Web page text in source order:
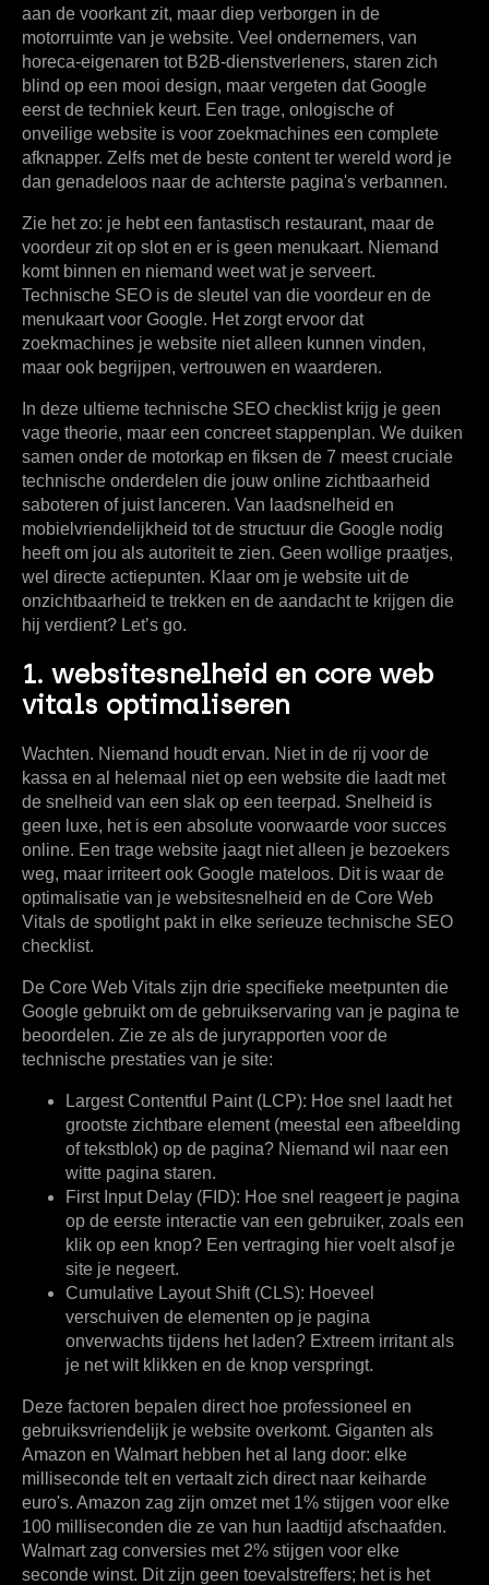
aan de voorkant zit, maar diep verborgen in de
motorruimte van je website. Veel ondernemers, van
horeca-eigenaren tot B2B-dienstverleners, staren zich
blind op een mooi design, maar vergeten dat Google
eerst de techniek keurt. Een trage, onlogische of
onveilige website is voor zoekmachines een complete
afknapper. Zelfs met de beste content ter wereld word je
dan genadeloos naar de achterste pagina's verbannen.
Zie het zo: je hebt een fantastisch restaurant, maar de
voordeur zit op slot en er is geen menukaart. Niemand
komt binnen en niemand weet wat je serveert.
Technische SEO is de sleutel van die voordeur en de
menukaart voor Google. Het zorgt ervoor dat
zoekmachines je website niet alleen kunnen vinden,
maar ook begrijpen, vertrouwen en waarderen.
In deze ultieme technische SEO checklistkrijg je geen
vage theorie, maar een concreet stappenplan. We duiken
samen onder de motorkap en fiksen de 7 meest cruciale
technische onderdelen die jouw online zichtbaarheid
saboteren of juist lanceren. Van laadsnelheid en
mobielvriendelijkheid tot de structuur die Google nodig
heeft om jou als autoriteit te zien. Geen wollige praatjes,
wel directe actiepunten. Klaar om je website uit de
onzichtbaarheid te trekken en de aandacht te krijgen die
hij verdient? Let’s go.
1. websitesnelheid en core web
vitals optimaliseren
Wachten. Niemand houdt ervan. Niet in de rij voor de
kassa en al helemaal niet op een website die laadt met
de snelheid van een slak op een teerpad. Snelheid is
geen luxe, het is een absolute voorwaarde voor succes
online. Een trage website jaagt niet alleen je bezoekers
weg, maar irriteert ook Google mateloos. Dit is waar de
optimalisatie van je websitesnelheid en de Core Web
Vitals de spotlight pakt in elke serieuze technische SEO
checklist.
De Core Web Vitals zijn drie specifieke meetpunten die
Google gebruikt om de gebruikservaring van je pagina te
beoordelen. Zie ze als de juryrapporten voor de
technische prestaties van je site:
Largest Contentful Paint (LCP): Hoe snel laadt het
grootste zichtbare element (meestal een afbeelding
of tekstblok) op de pagina? Niemand wil naar een
witte pagina staren.
First Input Delay (FID): Hoe snel reageert je pagina
op de eerste interactie van een gebruiker, zoals een
klik op een knop? Een vertraging hier voelt alsof je
site je negeert.
Cumulative Layout Shift (CLS): Hoeveel
verschuiven de elementen op je pagina
onverwachts tijdens het laden? Extreem irritant als
je net wilt klikken en de knop verspringt.
Deze factoren bepalen direct hoe professioneel en
gebruiksvriendelijk je website overkomt. Giganten als
Amazon en Walmart hebben het al lang door: elke
milliseconde telt en vertaalt zich direct naar keiharde
euro's. Amazon zag zijn omzet met 1% stijgen voor elke
100 milliseconden die ze van hun laadtijd afschaafden.
Walmart zag conversies met 2% stijgen voor elke
seconde winst. Dit zijn geen toevalstreffers; het is het